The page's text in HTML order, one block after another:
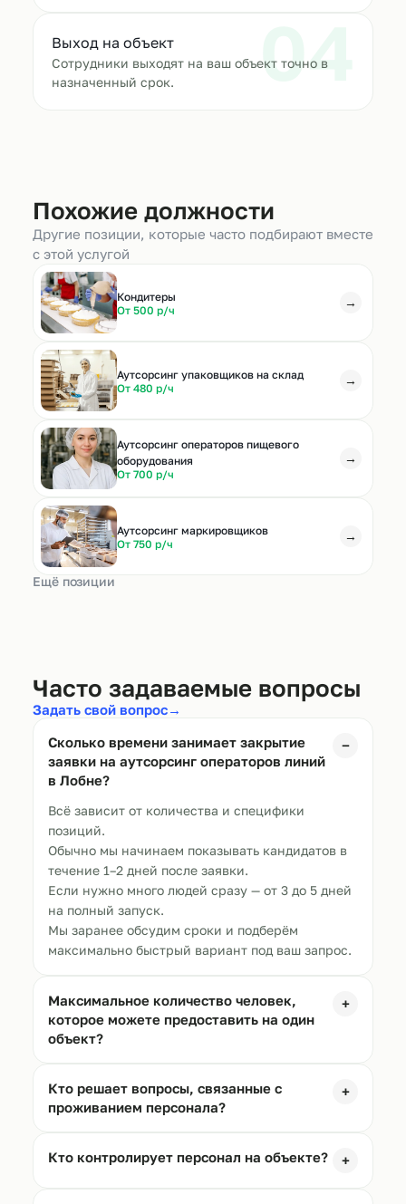
04
Выход на объект
Сотрудники выходят на ваш объект точно в
назначенный срок.
Похожие должности
Другие позиции, которые часто подбирают вместе
с этой услугой
Кондитеры
От 500 р/ч
→
Аутсорсинг упаковщиков на склад
От 480 р/ч
→
Аутсорсинг операторов пищевого
оборудования
От 700 р/ч
→
Аутсорсинг маркировщиков
От 750 р/ч
→
Ещё позиции
Часто задаваемые вопросы
Задать свой вопрос→
Сколько времени занимает закрытие
заявки на аутсорсинг операторов линий
в Лобне?
−
Всё зависит от количества и специфики
позиций.
Обычно мы начинаем показывать кандидатов в
течение 1–2 дней после заявки.
Если нужно много людей сразу — от 3 до 5 дней
на полный запуск.
Мы заранее обсудим сроки и подберём
максимально быстрый вариант под ваш запрос.
Максимальное количество человек,
которое можете предоставить на один
объект?
+
Кто решает вопросы, связанные с
проживанием персонала?
+
Кто контролирует персонал на объекте? +